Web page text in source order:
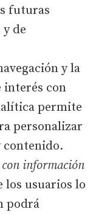
futuras
de
y la
interés con
permite
personalizar
contenido.
información
los usuarios lo
podrá